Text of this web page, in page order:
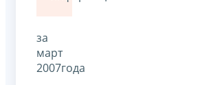
за
март
2007года